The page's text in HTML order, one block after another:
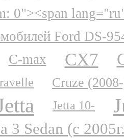
0"><span
Ford DS-
C-max CX7
Cruze
Jetta 10-
3 Sedan (с